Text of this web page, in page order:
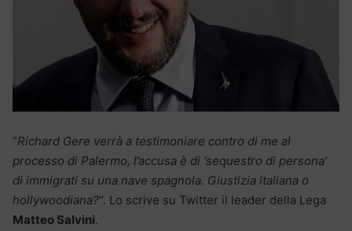
“Richard Gere verrà a testimoniare contro di me al
processo di Palermo, l’accusa è di ‘sequestro di persona’
di immigrati su una nave spagnola. Giustizia italiana o
hollywoodiana?“. Lo scrive su Twitter il leader della Lega
Matteo Salvini.